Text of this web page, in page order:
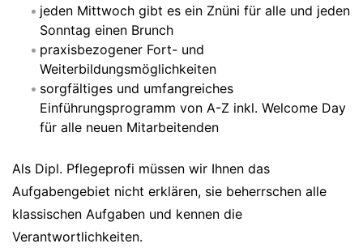
jeden Mittwoch gibt es ein Znüni für alle und jeden
Sonntag einen Brunch
praxisbezogener Fort- und
Weiterbildungsmöglichkeiten
sorgfältiges und umfangreiches
Einführungsprogramm von A-Z inkl. Welcome Day
für alle neuen Mitarbeitenden
Als Dipl. Pflegeprofi müssen wir Ihnen das
Aufgabengebiet nicht erklären, sie beherrschen alle
klassischen Aufgaben und kennen die
Verantwortlichkeiten.